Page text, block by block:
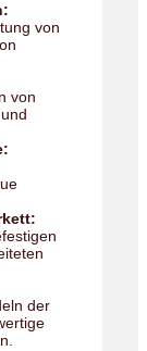
von
von
der